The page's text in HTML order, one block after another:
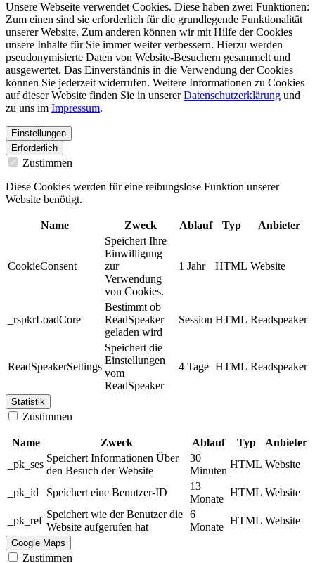
Unsere Webseite verwendet Cookies. Diese haben zwei Funktionen:
Zum einen sind sie erforderlich für die grundlegende Funktionalität
unserer Website. Zum anderen können wir mit Hilfe der Cookies
unsere Inhalte für Sie immer weiter verbessern. Hierzu werden
pseudonymisierte Daten von Website-Besuchern gesammelt und
ausgewertet. Das Einverständnis in die Verwendung der Cookies
können Sie jederzeit widerrufen. Weitere Informationen zu Cookies
auf dieser Website finden Sie in unsererDatenschutzerklärung und
zu uns im Impressum.
Einstellungen
Erforderlich
Zustimmen
Diese Cookies werden für eine reibungslose Funktion unserer
Website benötigt.
Name Zweck Ablauf Typ Anbieter
CookieConsent
Speichert Ihre
Einwilligung
zur
Verwendung
von Cookies.
1 Jahr HTML Website
_rspkrLoadCore
Bestimmt ob
ReadSpeaker
geladen wird
Session HTML Readspeaker
ReadSpeakerSettings
Speichert die
Einstellungen
vom
ReadSpeaker
4 Tage HTML Readspeaker
Statistik
Zustimmen
Name Zweck Ablauf Typ
Anbieter
_pk_ses
Speichert Informationen Über
den Besuch der Website
30
Minuten
HTML Website
_pk_id Speichert eine Benutzer-ID
13
Monate
HTML Website
_pk_ref
Speichert wie der Benutzer die
Website aufgerufen hat
6
Monate
HTML Website
Google Maps
Zustimmen